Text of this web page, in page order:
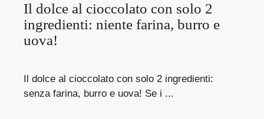
Il dolce al cioccolato con solo 2
ingredienti: niente farina, burro e
uova!
Il dolce al cioccolato con solo 2 ingredienti:
senza farina, burro e uova! Se i ...